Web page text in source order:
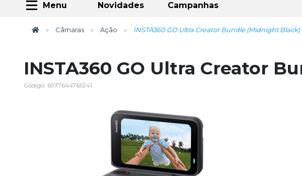
Menu Novidades Campanhas
Câmaras Ação INSTA360 GO Ultra Creator Bundle (Midnight Black)
INSTA360 GO Ultra Creator
Código: 6977644765241